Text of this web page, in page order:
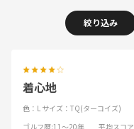
絞り込み
着心地
色：L サイズ：TQ(ターコイズ)
ゴルフ歴:11～20年 平均スコア